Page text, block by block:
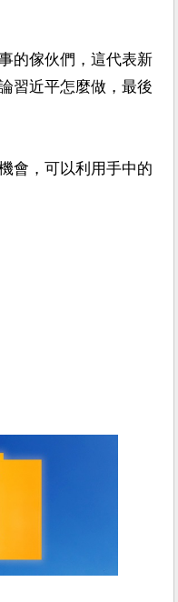
的傢伙們，這代表新
習近平怎麼做，最後
會，可以利用手中的